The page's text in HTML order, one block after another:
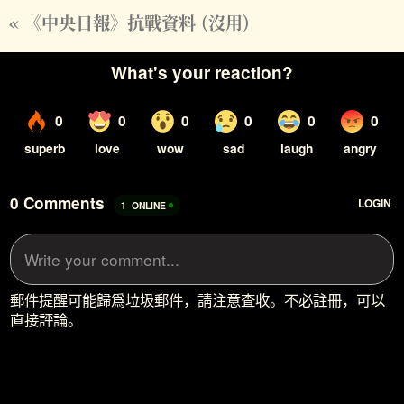
« 《中央日報》抗戰資料 (沒用)